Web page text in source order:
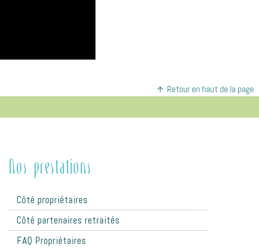
Retour en haut de la page
Nos prestations
Côté propriétaires
Côté partenaires retraités
FAQ Propriétaires